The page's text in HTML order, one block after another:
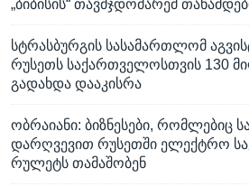
„ბიბისის“ თავმჯდომარემ
სტრასბურგის სასამართლომ
რუსეთს საქართველოსთვის 130
გადახდა დააკისრა
ობრაიანი: ბიზნესები, რომლებიც
დარღვევით რუსეთში ელექტრო
რულეტს თამაშობენ